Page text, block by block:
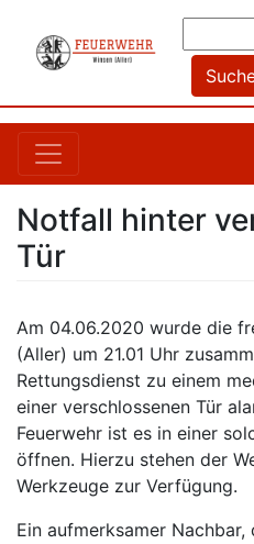
Notfall hinter
Tür
Am 04.06.2020 wurde die
(Aller) um 21.01 Uhr
Rettungsdienst zu einem
einer verschlossenen Tür
Feuerwehr ist es in einer
öffnen. Hierzu stehen der
Werkzeuge zur Verfügung.
Ein aufmerksamer